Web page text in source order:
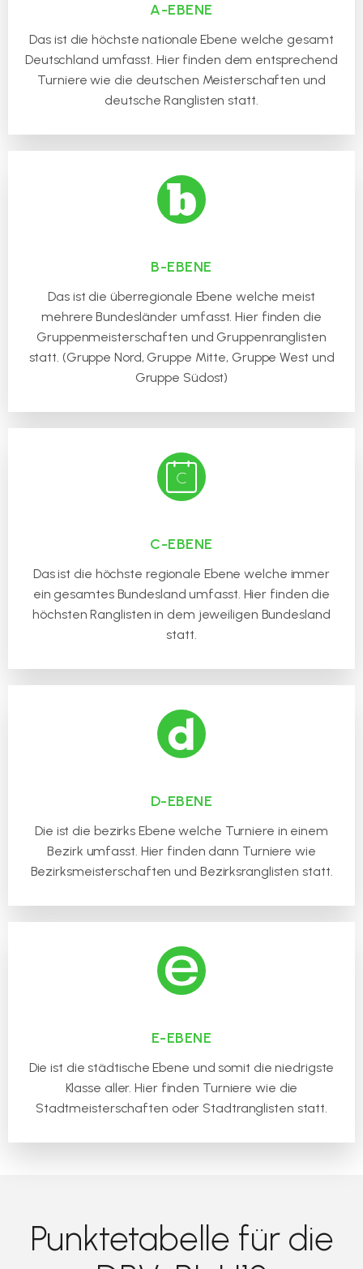
A-EBENE
Das ist die höchste nationale Ebene welche gesamt
Deutschland umfasst. Hier finden dem entsprechend
Turniere wie die deutschen Meisterschaften und
deutsche Ranglisten statt.
B-EBENE
Das ist die überregionale Ebene welche meist
mehrere Bundesländer umfasst. Hier finden die
Gruppenmeisterschaften und Gruppenranglisten
statt. (Gruppe Nord, Gruppe Mitte, Gruppe West und
Gruppe Südost)
C-EBENE
Das ist die höchste regionale Ebene welche immer
ein gesamtes Bundesland umfasst. Hier finden die
höchsten Ranglisten in dem jeweiligen Bundesland
statt.
D-EBENE
Die ist die bezirks Ebene welche Turniere in einem
Bezirk umfasst. Hier finden dann Turniere wie
Bezirksmeisterschaften und Bezirksranglisten statt.
E-EBENE
Die ist die städtische Ebene und somit die niedrigste
Klasse aller. Hier finden Turniere wie die
Stadtmeisterschaften oder Stadtranglisten statt.
Punktetabelle für die